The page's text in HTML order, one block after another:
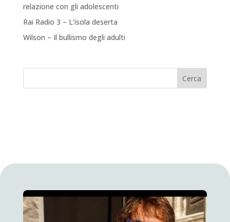
relazione con gli adolescenti
Rai Radio 3 – L’isola deserta
Wilson – Il bullismo degli adulti